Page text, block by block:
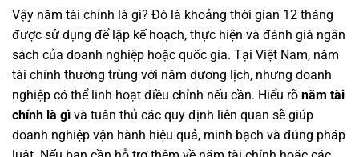
Vậy năm tài chính là gì? Đó là khoảng thời gian 12 tháng
được sử dụng để lập kế hoạch, thực hiện và đánh giá ngân
sách của doanh nghiệp hoặc quốc gia. Tại Việt Nam, năm
tài chính thường trùng với năm dương lịch, nhưng doanh
nghiệp có thể linh hoạt điều chỉnh nếu cần. Hiểu rõ năm tài
chính là gì và tuân thủ các quy định liên quan sẽ giúp
doanh nghiệp vận hành hiệu quả, minh bạch và đúng pháp